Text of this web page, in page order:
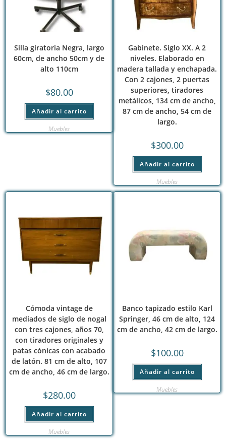
Silla giratoria Negra, largo
60cm, de ancho 50cm y de
alto 110cm
$80.00
Añadir al carrito
Muebles
Gabinete. Siglo XX. A 2
niveles. Elaborado en
madera tallada y enchapada.
Con 2 cajones, 2 puertas
superiores, tiradores
metálicos, 134 cm de ancho,
87 cm de ancho, 54 cm de
largo.
$300.00
Añadir al carrito
Muebles
Cómoda vintage de
mediados de siglo de nogal
con tres cajones, años 70,
con tiradores originales y
patas cónicas con acabado
de latón. 81 cm de alto, 107
cm de ancho, 46 cm de largo.
$280.00
Añadir al carrito
Muebles
Banco tapizado estilo Karl
Springer, 46 cm de alto, 124
cm de ancho, 42 cm de largo.
$100.00
Añadir al carrito
Muebles